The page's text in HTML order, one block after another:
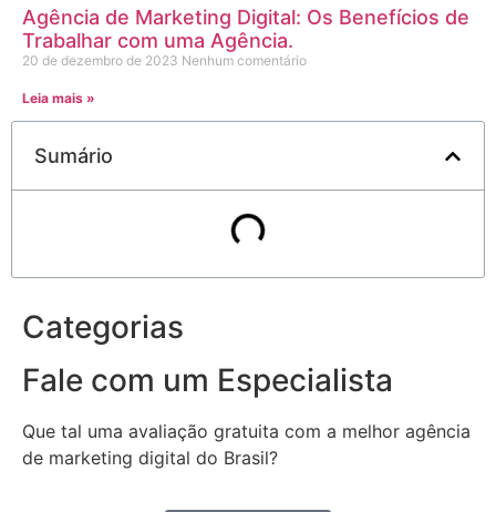
Agência de Marketing Digital: Os Benefícios de
Trabalhar com uma Agência.
20 de dezembro de 2023 Nenhum comentário
Leia mais »
Sumário
Categorias
Fale com um Especialista
Que tal uma avaliação gratuita com a melhor agência
de marketing digital do Brasil?